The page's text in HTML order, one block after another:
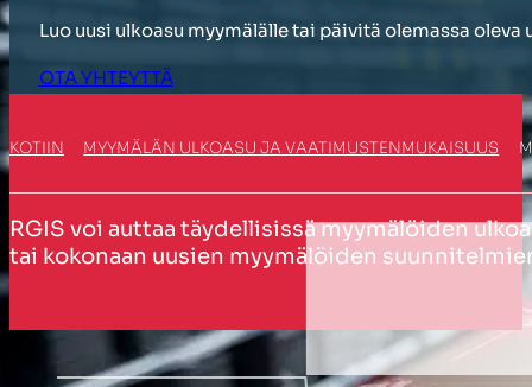
Luo uusi ulkoasu myymälälle tai päivitä olemassa
OTA YHTEYTTÄ
KOTIIN MYYMÄLÄN ULKOASU JA VAATIMUSTENMUKAISUUS
RGIS voi auttaa täydellisissä myymälöiden
tai kokonaan uusien myymälöiden
NÄIN TUEMME SINUA MYYMÄLÄN